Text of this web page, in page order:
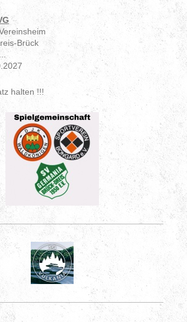
Brück
halten !!!